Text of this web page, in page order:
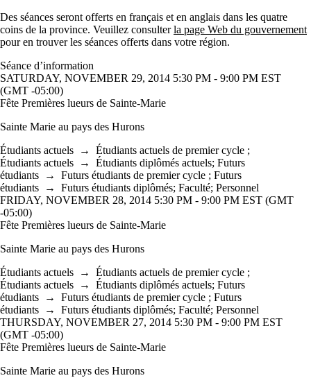
Des séances seront offerts en français et en anglais dans les quatre
coins de la province. Veuillez consulterla page Web du gouvernement
pour en trouver les séances offerts dans votre région.
Séance d’information
SATURDAY, NOVEMBER 29, 2014 5:30 PM - 9:00 PM EST
(GMT -05:00)
Fête Premières lueurs de Sainte-Marie
Sainte Marie au pays des Hurons
Étudiants actuels → Étudiants actuels de premier cycle ;
Étudiants actuels → Étudiants diplômés actuels; Futurs
étudiants → Futurs étudiants de premier cycle ; Futurs
étudiants → Futurs étudiants diplômés; Faculté; Personnel
FRIDAY, NOVEMBER 28, 2014 5:30 PM - 9:00 PM EST (GMT
-05:00)
Fête Premières lueurs de Sainte-Marie
Sainte Marie au pays des Hurons
Étudiants actuels → Étudiants actuels de premier cycle ;
Étudiants actuels → Étudiants diplômés actuels; Futurs
étudiants → Futurs étudiants de premier cycle ; Futurs
étudiants → Futurs étudiants diplômés; Faculté; Personnel
THURSDAY, NOVEMBER 27, 2014 5:30 PM - 9:00 PM EST
(GMT -05:00)
Fête Premières lueurs de Sainte-Marie
Sainte Marie au pays des Hurons